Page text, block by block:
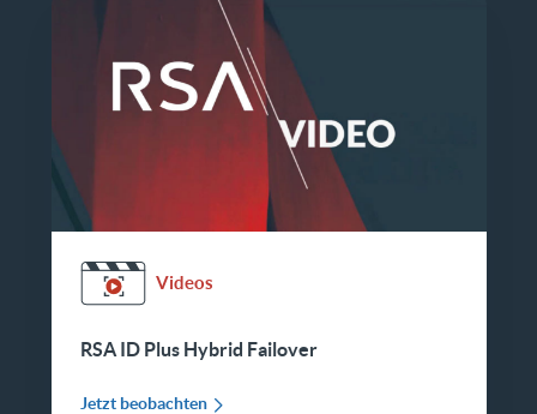
Videos
RSA ID Plus Hybrid Failover
Jetzt beobachten